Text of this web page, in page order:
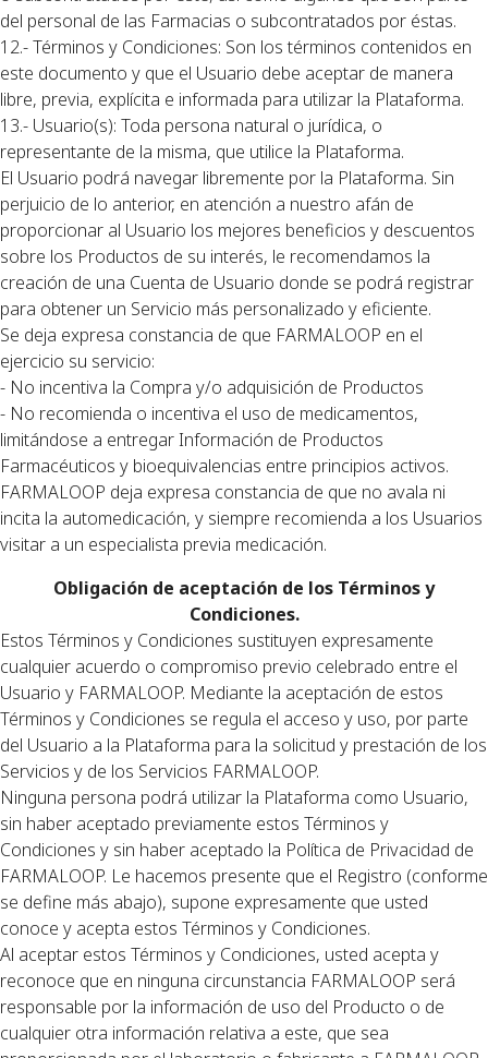
del personal de las Farmacias o subcontratados por éstas.
12.- Términos y Condiciones: Son los términos contenidos en
este documento y que el Usuario debe aceptar de manera
libre, previa, explícita e informada para utilizar la Plataforma.
13.- Usuario(s): Toda persona natural o jurídica, o
representante de la misma, que utilice la Plataforma.
El Usuario podrá navegar libremente por la Plataforma. Sin
perjuicio de lo anterior, en atención a nuestro afán de
proporcionar al Usuario los mejores beneficios y descuentos
sobre los Productos de su interés, le recomendamos la
creación de una Cuenta de Usuario donde se podrá registrar
para obtener un Servicio más personalizado y eficiente.
Se deja expresa constancia de que FARMALOOP en el
ejercicio su servicio:
- No incentiva la Compra y/o adquisición de Productos
- No recomienda o incentiva el uso de medicamentos,
limitándose a entregar Información de Productos
Farmacéuticos y bioequivalencias entre principios activos.
FARMALOOP deja expresa constancia de que no avala ni
incita la automedicación, y siempre recomienda a los Usuarios
visitar a un especialista previa medicación.
Obligación de aceptación de los Términos y
Condiciones.
Estos Términos y Condiciones sustituyen expresamente
cualquier acuerdo o compromiso previo celebrado entre el
Usuario y FARMALOOP. Mediante la aceptación de estos
Términos y Condiciones se regula el acceso y uso, por parte
del Usuario a la Plataforma para la solicitud y prestación de los
Servicios y de los Servicios FARMALOOP.
Ninguna persona podrá utilizar la Plataforma como Usuario,
sin haber aceptado previamente estos Términos y
Condiciones y sin haber aceptado la Política de Privacidad de
FARMALOOP. Le hacemos presente que el Registro (conforme
se define más abajo), supone expresamente que usted
conoce y acepta estos Términos y Condiciones.
Al aceptar estos Términos y Condiciones, usted acepta y
reconoce que en ninguna circunstancia FARMALOOP será
responsable por la información de uso del Producto o de
cualquier otra información relativa a este, que sea